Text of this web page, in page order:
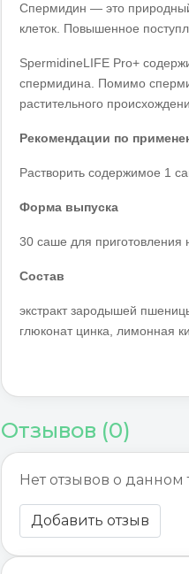
Спермидин — это
клеток. Повышенное
SpermidineLIFE Pro+
спермидина. Помимо
растительного
Рекомендации по
Растворить содержимое 1
Форма выпуска
30 саше для приготовления
Состав
экстракт зародышей
глюконат цинка, лимонная
Отзывов (0)
Нет отзывов о данном
Добавить отзыв